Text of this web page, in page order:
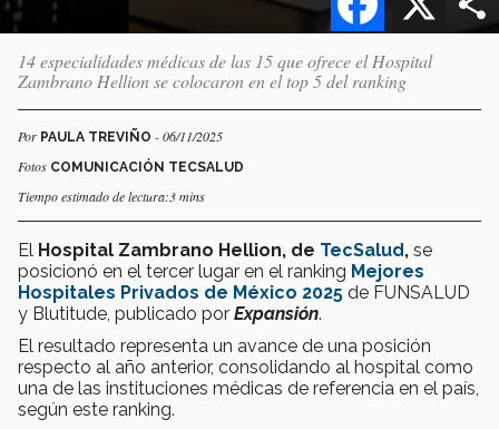
14 especialidades médicas de las 15 que ofrece el Hospital
Zambrano Hellion se colocaron en el top 5 del ranking
Por PAULA TREVIÑO - 06/11/2025
Fotos COMUNICACIÓN TECSALUD
Tiempo estimado de lectura:3 mins
El Hospital Zambrano Hellion, de TecSalud, se
posicionó en el tercer lugar en el ranking Mejores
Hospitales Privados de México 2025 de FUNSALUD
y Blutitude, publicado por Expansión.
El resultado representa un avance de una posición
respecto al año anterior, consolidando al hospital como
una de las instituciones médicas de referencia en el país,
según este ranking.